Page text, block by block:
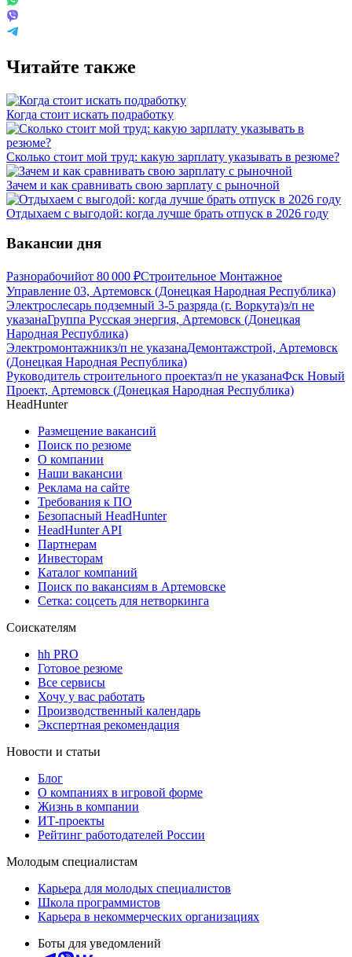
Читайте также
Когда стоит искать подработку
Сколько стоит мой труд: какую зарплату указывать в резюме?
Зачем и как сравнивать свою зарплату с рыночной
Отдыхаем с выгодой: когда лучше брать отпуск в 2026 году
Вакансии дня
Разнорабочийот 80 000 ₽Строительное Монтажное
Управление 03, Артемовск (Донецкая Народная Республика)
Электрослесарь подземный 3-5 разряда (г. Воркута)з/п не
указанаГруппа Русская энергия, Артемовск (Донецкая
Народная Республика)
Электромонтажникз/п не указанаДемонтажстрой, Артемовск
(Донецкая Народная Республика)
Руководитель строительного проектаз/п не указанаФск Новый
Проект, Артемовск (Донецкая Народная Республика)
HeadHunter
Размещение вакансий
Поиск по резюме
О компании
Наши вакансии
Реклама на сайте
Требования к ПО
Безопасный HeadHunter
HeadHunter API
Партнерам
Инвесторам
Каталог компаний
Поиск по вакансиям в Артемовске
Сетка: соцсеть для нетворкинга
Соискателям
hh PRO
Готовое резюме
Все сервисы
Хочу у вас работать
Производственный календарь
Экспертная рекомендация
Новости и статьи
Блог
О компаниях в игровой форме
Жизнь в компании
ИТ-проекты
Рейтинг работодателей России
Молодым специалистам
Карьера для молодых специалистов
Школа программистов
Карьера в некоммерческих организациях
Боты для уведомлений